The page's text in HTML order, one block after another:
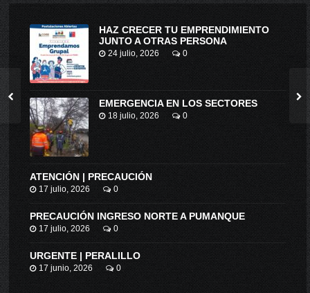
HAZ CRECER TU EMPRENDIMIENTO
JUNTO A OTRAS PERSONA
24 julio, 2026 0
EMERGENCIA EN LOS SECTORES
18 julio, 2026 0
ATENCIÓN | PRECAUCIÓN
17 julio, 2026 0
PRECAUCIÓN INGRESO NORTE A PUMANQUE
17 julio, 2026 0
URGENTE | PERALILLO
17 junio, 2026 0